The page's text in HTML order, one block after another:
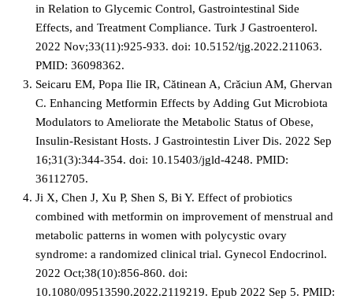
in Relation to Glycemic Control, Gastrointestinal Side
Effects, and Treatment Compliance. Turk J Gastroenterol.
2022 Nov;33(11):925-933. doi: 10.5152/tjg.2022.211063.
PMID: 36098362.
Seicaru EM, Popa Ilie IR, Cătinean A, Crăciun AM, Ghervan
C. Enhancing Metformin Effects by Adding Gut Microbiota
Modulators to Ameliorate the Metabolic Status of Obese,
Insulin-Resistant Hosts. J Gastrointestin Liver Dis. 2022 Sep
16;31(3):344-354. doi: 10.15403/jgld-4248. PMID:
36112705.
Ji X, Chen J, Xu P, Shen S, Bi Y. Effect of probiotics
combined with metformin on improvement of menstrual and
metabolic patterns in women with polycystic ovary
syndrome: a randomized clinical trial. Gynecol Endocrinol.
2022 Oct;38(10):856-860. doi:
10.1080/09513590.2022.2119219. Epub 2022 Sep 5. PMID: